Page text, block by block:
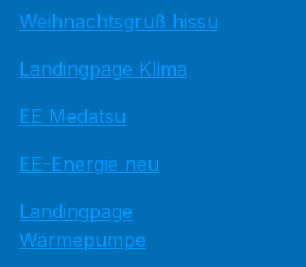
Weihnachtsgruß hissu
Landingpage Klima
EE Medatsu
EE-Energie neu
Landingpage
Wärmepumpe